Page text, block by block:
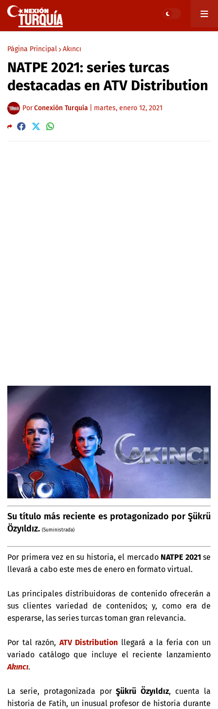
Página Principal Akıncı
NATPE 2021: series turcas
destacadas en ATV Distribution
PorConexión Turquía martes, enero 12, 2021
Su título más reciente es protagonizado por Şükrü
Özyıldız. (Suministrada)
Por primera vez en su historia, el mercado NATPE 2021se
llevará a cabo este mes de enero en formato virtual.
Las principales distribuidoras de contenido ofrecerán a
sus clientes variedad de contenidos; y, como era de
esperarse, las series turcas toman gran relevancia.
Por tal razón, ATV Distribution llegará a la feria con un
variado catálogo que incluye el reciente lanzamiento
Akıncı.
La serie, protagonizada porŞükrü Özyıldız, cuenta la
historia de Fatih, un inusual profesor de historia durante